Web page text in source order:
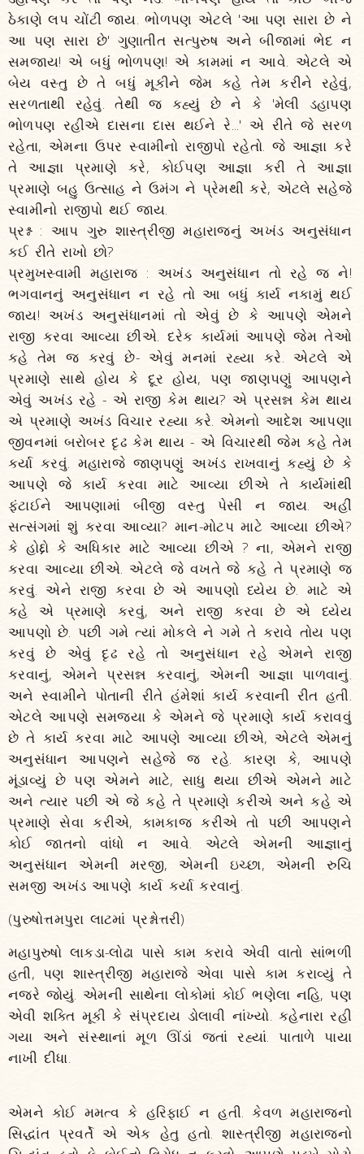
ઠેકાણે લપ ચોંટી જાય. ભોળપણ એટલે 'આ પણ સારા છે ને
આ પણ સારા છે' ગુણાતીત સત્પુરુષ અને બીજામાં ભેદ ન
સમજાય! એ બધું ભોળપણ! એ કામમાં ન આવે. એટલે એ
બેય વસ્તુ છે તે બધું મૂકીને જેમ કહે તેમ કરીને રહેવું,
સરળતાથી રહેવું. તેથી જ કહ્યું છે ને કે 'મેલી ડહાપણ
ભોળપણ રહીએ દાસના દાસ થઈને રે...' એ રીતે જે સરળ
રહેતા, એમના ઉપર સ્વામીનો રાજીપો રહેતો. જે આજ્ઞા કરે
તે આજ્ઞા પ્રમાણે કરે, કોઈપણ આજ્ઞા કરી તે આજ્ઞા
પ્રમાણે બહુ ઉત્સાહ ને ઉમંગ ને પ્રેમથી કરે, એટલે સહેજે
સ્વામીનો રાજીપો થઈ જાય.
પ્રશ્ન : આપ ગુરુ શાસ્ત્રીજી મહારાજનું અખંડ અનુસંધાન
કઈ રીતે રાખો છો?
પ્રમુખસ્વામી મહારાજ : અખંડ અનુસંધાન તો રહે જ ને!
ભગવાનનું અનુસંધાન ન રહે તો આ બધું કાર્ય નકામું થઈ
જાય! અખંડ અનુસંધાનમાં તો એવું છે કે આપણે એમને
રાજી કરવા આવ્યા છીએ. દરેક કાર્યમાં આપણે જેમ તેઓ
કહે તેમ જ કરવું છે- એવું મનમાં રહ્યા કરે. એટલે એ
પ્રમાણે સાથે હોય કે દૂર હોય, પણ જાણપણું આપણને
એવું અખંડ રહે - એ રાજી કેમ થાય? એ પ્રસન્ન કેમ થાય
એ પ્રમાણે અખંડ વિચાર રહ્યા કરે. એમનો આદેશ આપણા
જીવનમાં બરોબર દૃઢ કેમ થાય - એ વિચારથી જેમ કહે તેમ
કર્યા કરવું. મહારાજે જાણપણું અખંડ રાખવાનું કહ્યું છે કે
આપણે જે કાર્ય કરવા માટે આવ્યા છીએ તે કાર્યમાંથી
ફંટાઈને આપણામાં બીજી વસ્તુ પેસી ન જાય. અહીં
સત્સંગમાં શું કરવા આવ્યા? માન-મોટપ માટે આવ્યા છીએ?
કે હોદ્દો કે અધિકાર માટે આવ્યા છીએ ? ના, એમને રાજી
કરવા આવ્યા છીએ. એટલે જે વખતે જે કહે તે પ્રમાણે જ
કરવું. એને રાજી કરવા છે એ આપણો ધ્યેય છે. માટે એ
કહે એ પ્રમાણે કરવું, અને રાજી કરવા છે એ ધ્યેય
આપણો છે. પછી ગમે ત્યાં મોકલે ને ગમે તે કરાવે તોય પણ
કરવું છે એવું દૃઢ રહે તો અનુસંધાન રહે એમને રાજી
કરવાનું, એમને પ્રસન્ન કરવાનું, એમની આજ્ઞા પાળવાનું.
અને સ્વામીને પોતાની રીતે હંમેશાં કાર્ય કરવાની રીત હતી.
એટલે આપણે સમજ્યા કે એમને જે પ્રમાણે કાર્ય કરાવવું
છે તે કાર્ય કરવા માટે આપણે આવ્યા છીએ, એટલે એમનું
અનુસંધાન આપણને સહેજે જ રહે. કારણ કે, આપણે
મૂંડાવ્યું છે પણ એમને માટે, સાધુ થયા છીએ એમને માટે
અને ત્યાર પછી એ જે કહે તે પ્રમાણે કરીએ અને કહે એ
પ્રમાણે સેવા કરીએ, કામકાજ કરીએ તો પછી આપણને
કોઈ જાતનો વાંધો ન આવે. એટલે એમની આજ્ઞાનું
અનુસંધાન એમની મરજી, એમની ઇચ્છા, એમની રુચિ
સમજી અખંડ આપણે કાર્ય કર્યા કરવાનું.
(પુરુષોત્તમપુરા લાટમાં પ્રશ્નોત્તરી)
મહાપુરુષો લાકડા-લોઢા પાસે કામ કરાવે એવી વાતો સાંભળી
હતી, પણ શાસ્ત્રીજી મહારાજે એવા પાસે કામ કરાવ્યું તે
નજરે જોયું. એમની સાથેના લોકોમાં કોઈ ભણેલા નહિ, પણ
એવી શક્તિ મૂકી કે સંપ્રદાય ડોલાવી નાંખ્યો. કહેનારા રહી
ગયા અને સંસ્થાનાં મૂળ ઊંડાં જતાં રહ્યાં. પાતાળે પાયા
નાખી દીધા.
એમને કોઈ મમત્વ કે હરિફાઈ ન હતી. કેવળ મહારાજનો
સિદ્ધાંત પ્રવર્તે એ એક હેતુ હતો. શાસ્ત્રીજી મહારાજનો